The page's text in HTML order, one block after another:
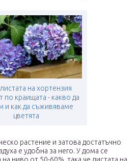
на хортензия
по краищата - какво да
и как да съживяваме
цветята
растение и затова достатъчно
е удобна за него. У дома се
ниво от 50-60%, така че листата на